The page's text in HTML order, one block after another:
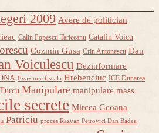
2009 Avere de politician
Calin Popescu Tariceanu Catalin Voicu
Cozmin Gusa Crin Antonescu Dan
Voiculescu Dezinformare
Evaziune fiscala Hrebenciuc ICE Dunarea
Manipulare manipulare mass
secrete Mircea Geoana
Patriciu proces Razvan Petrovici Dan Badea